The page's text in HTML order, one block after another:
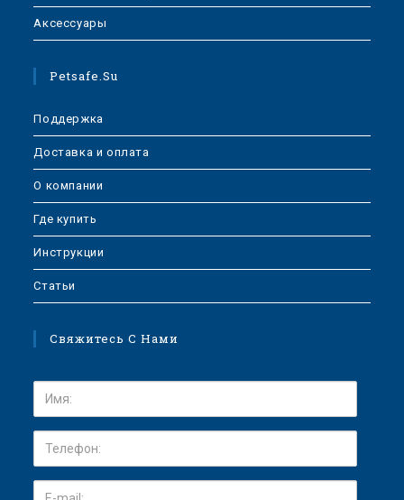
Аксессуары
Petsafe.su
Поддержка
Доставка и оплата
О компании
Где купить
Инструкции
Статьи
Свяжитесь С Нами